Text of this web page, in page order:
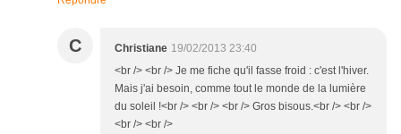
C Christiane 19/02/2013 23:40
<br /> <br /> Je me fiche qu'il fasse froid : c'est l'hiver.
Mais j'ai besoin, comme tout le monde de la lumière
du soleil !<br /> <br /> <br /> Gros bisous.<br /> <br />
<br /> <br />